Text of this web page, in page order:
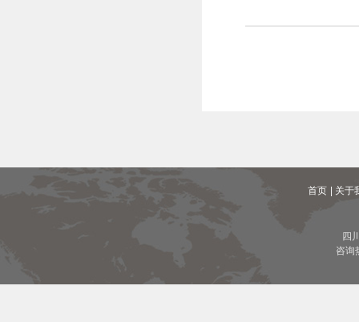
首页 | 关于
四
咨